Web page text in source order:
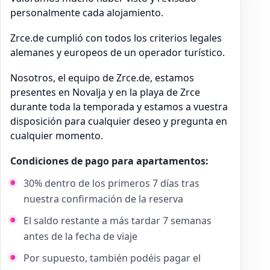
personalmente cada alojamiento.
Zrce.de cumplió con todos los criterios legales
alemanes y europeos de un operador turístico.
Nosotros, el equipo de Zrce.de, estamos
presentes en Novalja y en la playa de Zrce
durante toda la temporada y estamos a vuestra
disposición para cualquier deseo y pregunta en
cualquier momento.
Condiciones de pago para apartamentos:
30% dentro de los primeros 7 días tras
nuestra confirmación de la reserva
El saldo restante a más tardar 7 semanas
antes de la fecha de viaje
Por supuesto, también podéis pagar el